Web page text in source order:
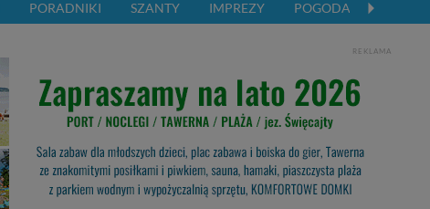
PORADNIKI SZANTY IMPREZY POGODA
REKLAMA